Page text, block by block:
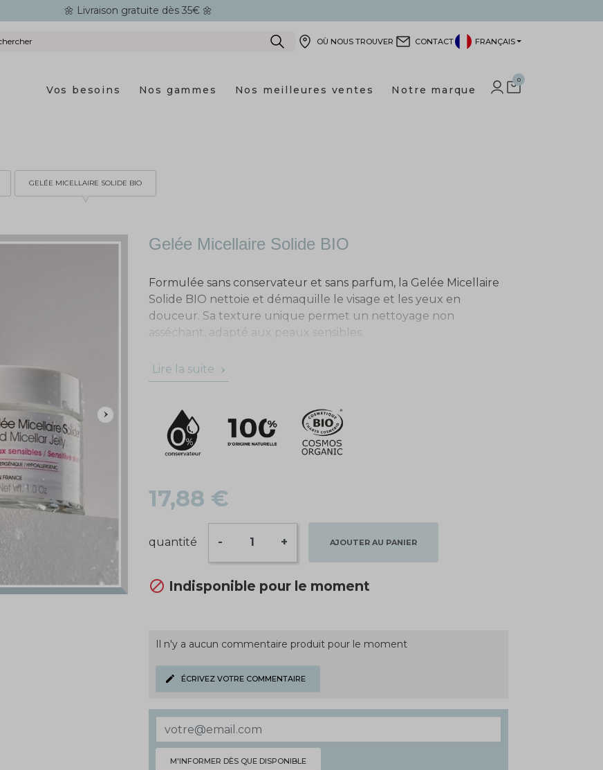
🌼 Livraison gratuite dès 35€ 🌼
OÙ NOUS TROUVER CONTACT FRANÇAIS
Vos besoins Nos gammes Nos meilleures ventes Notre marque
0
GELÉE MICELLAIRE SOLIDE BIO
Gelée Micellaire Solide BIO
Formulée sans conservateur et sans parfum, la Gelée Micellaire
Solide BIO nettoie et démaquille le visage et les yeux en
douceur. Sa texture unique permet un nettoyage non
asséchant, adapté aux peaux sensibles.
elle laisse une sensation de confort après chaque utilisation. La
inédite.
Lire la suite
17,88 €
quantité - + AJOUTER AU PANIER
 Indisponible pour le moment
Il n'y a aucun commentaire produit pour le moment
ÉCRIVEZ VOTRE COMMENTAIRE
M'INFORMER DÈS QUE DISPONIBLE